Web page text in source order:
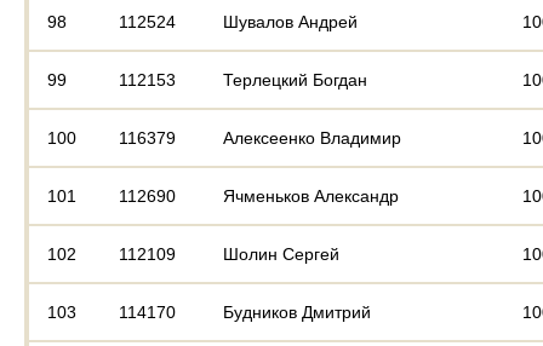
98 112524 Шувалов Андрей
99 112153 Терлецкий Богдан
100 116379 Алексеенко Владимир
101 112690 Ячменьков Александр
102 112109 Шолин Сергей
103 114170 Будников Дмитрий